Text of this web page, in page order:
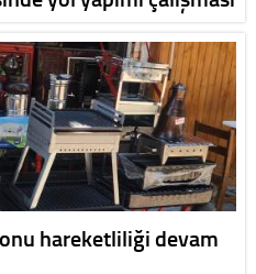
hareketliliği devam